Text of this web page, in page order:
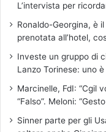
L’intervista per
Ronaldo-Georgina, è
prenotata all’hotel,
Investe un gruppo di
Lanzo Torinese: uno
Marcinelle, FdI: “Cgil
“Falso”. Meloni:
Sinner parte per gli